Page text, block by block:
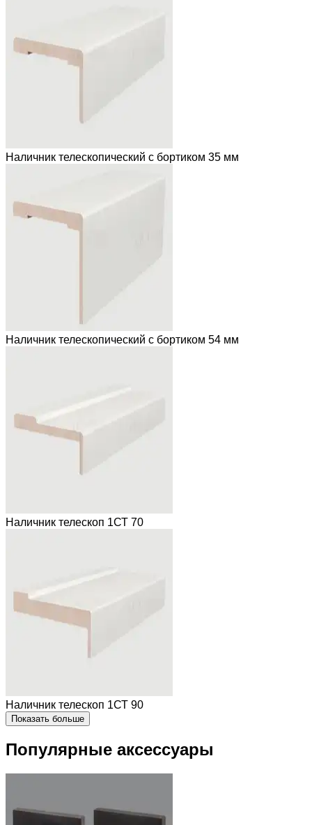
Наличник телескопический с бортиком 35 мм
Наличник телескопический с бортиком 54 мм
Наличник телескоп 1СТ 70
Наличник телескоп 1СТ 90
Показать больше
Популярные аксессуары